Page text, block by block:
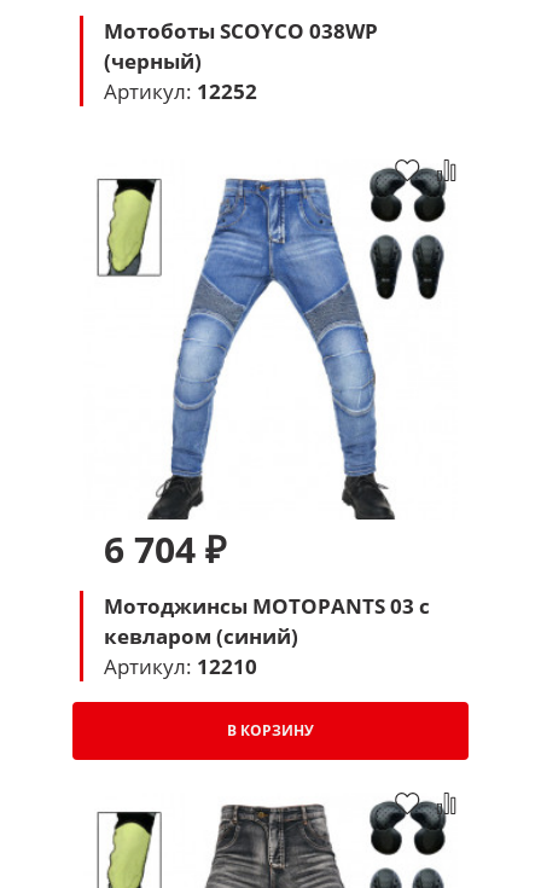
Мотоботы SCOYCO 038WP
(черный)
Артикул: 12252
6 704 ₽
Мотоджинсы MOTOPANTS 03 с
кевларом (синий)
Артикул: 12210
В КОРЗИНУ